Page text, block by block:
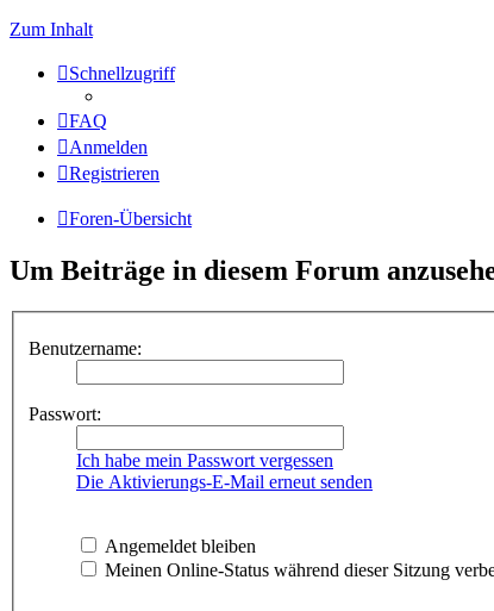
Zum Inhalt
Schnellzugriff
FAQ
Anmelden
Registrieren
Foren-Übersicht
Um Beiträge in diesem Forum
Benutzername:
Passwort:
Ich habe mein Passwort vergessen
Die Aktivierungs-E-Mail erneut senden
Angemeldet bleiben
Meinen Online-Status während dieser Sitzung